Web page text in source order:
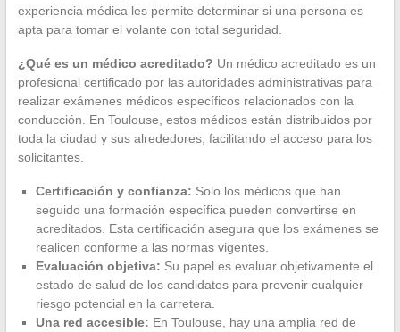
experiencia médica les permite determinar si una persona es
apta para tomar el volante con total seguridad.
¿Qué es un médico acreditado? Un médico acreditado es un
profesional certificado por las autoridades administrativas para
realizar exámenes médicos específicos relacionados con la
conducción. En Toulouse, estos médicos están distribuidos por
toda la ciudad y sus alrededores, facilitando el acceso para los
solicitantes.
Certificación y confianza: Solo los médicos que han
seguido una formación específica pueden convertirse en
acreditados. Esta certificación asegura que los exámenes se
realicen conforme a las normas vigentes.
Evaluación objetiva: Su papel es evaluar objetivamente el
estado de salud de los candidatos para prevenir cualquier
riesgo potencial en la carretera.
Una red accesible: En Toulouse, hay una amplia red de